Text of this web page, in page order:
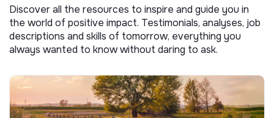
Discover all the resources to inspire and guide you in
the world of positive impact. Testimonials, analyses, job
descriptions and skills of tomorrow, everything you
always wanted to know without daring to ask.